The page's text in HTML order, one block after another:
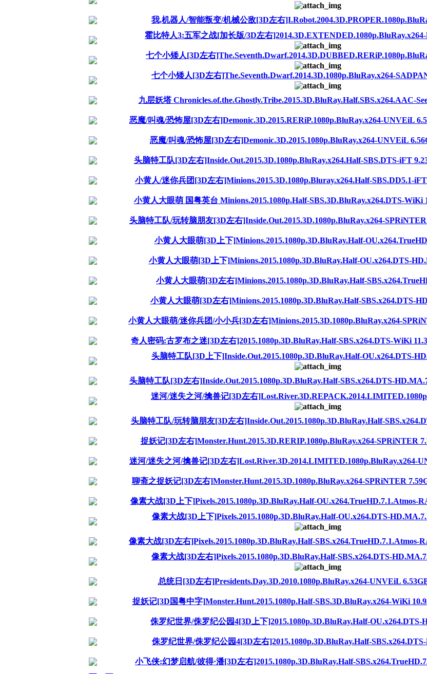
我,机器人/智能叛变/机械公敌[3D左右
霍比特人3:五军之战[加长版/3D左右
七个小矮人[3D左右
七个小矮人[3D左右]The.Seventh.Dwarf.2014.3D.1080p.BluRay.x264-
九层妖塔 Chronicles.of.the.Ghostly.Tribe.2015.3D.BluRay.Half.SBS.x264.AAC-
恶魔/叫魂/恐怖屋[3D左右]Demonic.3D.2015.RERiP.1080p.BluRay.x264-UNVEiL
恶魔/叫魂/恐怖屋[3D左右]Demonic.3D.2015.1080p.BluRay.x264-UNVEiL
头脑特工队[3D左右]Inside.Out.2015.3D.1080p.BluRay.x264.Half-SBS.DTS-iFT
小黄人/迷你兵团[3D左右]Minions.2015.3D.1080p.Bluray.x264.Half-SBS.DD5.1-
小黄人大眼萌 国粤英台 Minions.2015.1080p.Half-SBS.3D.BluRay.x264.DTS-WiKi
头脑特工队/玩转脑朋友[3D左右]Inside.Out.2015.3D.1080p.BluRay.x264-SPRiNTER
小黄人大眼萌[3D上下]Minions.2015.1080p.3D.BluRay.Half-
小黄人大眼萌[3D上下]Minions.2015.1080p.3D.BluRay.Half-OU.x264.DTS-
小黄人大眼萌[3D左右]Minions.2015.1080p.3D.BluRay.Half-
小黄人大眼萌[3D左右]Minions.2015.1080p.3D.BluRay.Half-SBS.x264.DTS-
小黄人大眼萌/迷你兵团/小小兵[3D左右]Minions.2015.3D.1080p.BluRay.x264-
奇人密码:古罗布之迷[3D左右]2015.1080p.3D.BluRay.Half-SBS.x264.DTS-WiKi
头脑特工队[3D上下]Inside.Out.2015.1080p.3D.BluRay.Half-OU.x264.DTS-
头脑特工队[3D左右]Inside.Out.2015.1080p.3D.BluRay.Half-SBS.x264.DTS-
迷河/迷失之河/擒兽记[3D左右
头脑特工队/玩转脑朋友[3D左右]Inside.Out.2015.1080p.3D.BluRay.Half-
捉妖记[3D左右]Monster.Hunt.2015.3D.RERIP.1080p.BluRay.x264-SPRiNTER
迷河/迷失之河/擒兽记[3D左右]Lost.River.3D.2014.LIMITED.1080p.BluRay.x264-
聊斋之捉妖记[3D左右]Monster.Hunt.2015.3D.1080p.BluRay.x264-SPRiNTER
像素大战[3D上下]Pixels.2015.1080p.3D.BluRay.Half-OU.x264.TrueHD.7.1.Atmos-
像素大战[3D上下]Pixels.2015.1080p.3D.BluRay.Half-OU.x264.DTS-
像素大战[3D左右]Pixels.2015.1080p.3D.BluRay.Half-SBS.x264.TrueHD.7.1.Atmos-
像素大战[3D左右]Pixels.2015.1080p.3D.BluRay.Half-SBS.x264.DTS-
总统日[3D左右]Presidents.Day.3D.2010.1080p.BluRay.x264-UNVEiL
捉妖记[3D国粤中字]Monster.Hunt.2015.1080p.Half-SBS.3D.BluRay.x264-WiKi
侏罗纪世界/侏罗纪公园4[3D上下]2015.1080p.3D.BluRay.Half-OU.x264.DTS-
侏罗纪世界/侏罗纪公园4[3D左右]2015.1080p.3D.BluRay.Half-
小飞侠:幻梦启航/彼得·潘[3D左右]2015.1080p.3D.BluRay.Half-